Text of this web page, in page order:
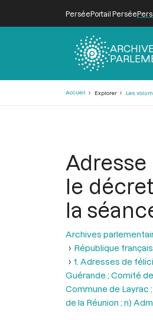
PerséePortail Persée
Accueil Explorer Les
le
la
Archives
République
1. Adresses de
Guérande ; Comité
Commune de Layrac
de la Réunion ; n)